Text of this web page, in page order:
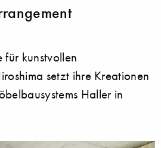
für kunstvollen
setzt ihre Kreationen
Haller in